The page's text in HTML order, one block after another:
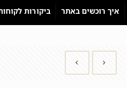
איך רוכשים באתר ביקורות